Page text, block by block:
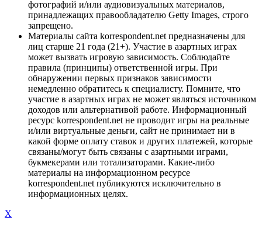
фотографий и/или аудиовизуальных материалов,
принадлежащих правообладателю Getty Images, строго
запрещено.
Материалы сайта korrespondent.net предназначены для
лиц старше 21 года (21+). Участие в азартных играх
может вызвать игровую зависимость. Соблюдайте
правила (принципы) ответственной игры. При
обнаружении первых признаков зависимости
немедленно обратитесь к специалисту. Помните, что
участие в азартных играх не может являться источником
доходов или альтернативой работе. Информационный
ресурс korrespondent.net не проводит игры на реальные
и/или виртуальные деньги, сайт не принимает ни в
какой форме оплату ставок и других платежей, которые
связаны/могут быть связаны с азартными играми,
букмекерами или тотализаторами. Какие-либо
материалы на информационном ресурсе
korrespondent.net публикуются исключительно в
информационных целях.
X